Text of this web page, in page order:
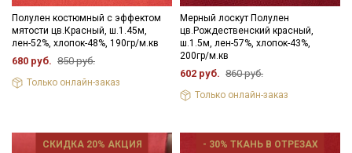
Полулен костюмный с эффектом
мятости цв.Красный, ш.1.45м,
лен-52%, хлопок-48%, 190гр/м.кв
680 руб. 850 руб.
Только онлайн-заказ
Мерный лоскут Полулен
цв.Рождественский красный,
ш.1.5м, лен-57%, хлопок-43%,
200гр/м.кв
602 руб. 860 руб.
Только онлайн-заказ
СКИДКА 20% АКЦИЯ - 30% ТКАНЬ В ОТРЕЗАХ